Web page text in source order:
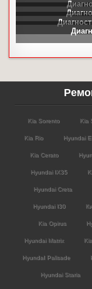
Kia Sorento Kia
Kia Rio Hyundai
Kia Cerato
Hyundai IX35
Hyundai Creta
Hyundai I30
Kia Opirus
Hyundai Matrix
HyundaI Palisade
Hyundai Staria